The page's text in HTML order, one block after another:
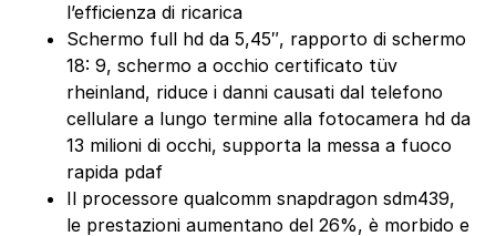
l’efficienza di ricarica
Schermo full hd da 5,45″, rapporto di schermo
18: 9, schermo a occhio certificato tüv
rheinland, riduce i danni causati dal telefono
cellulare a lungo termine alla fotocamera hd da
13 milioni di occhi, supporta la messa a fuoco
rapida pdaf
Il processore qualcomm snapdragon sdm439,
le prestazioni aumentano del 26%, è morbido e